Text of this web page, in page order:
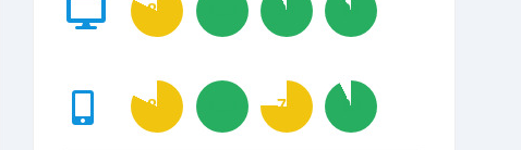
82 94 92
82 76 93